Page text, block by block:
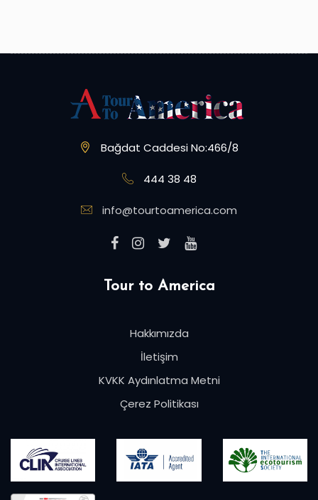
Bağdat Caddesi No:466/8
444 38 48
info@tourtoamerica.com
Tour to America
Hakkımızda
İletişim
KVKK Aydınlatma Metni
Çerez Politikası